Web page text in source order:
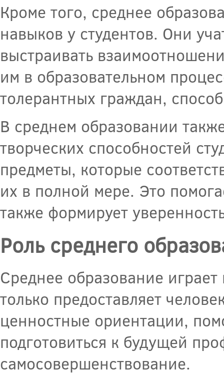
Кроме того, среднее
навыков у студентов. Они
выстраивать
им в образовательном
толерантных граждан,
В среднем образовании
творческих способностей
предметы, которые
их в полной мере. Это
также формирует
Роль среднего
Среднее образование
только предоставляет
ценностные ориентации,
подготовиться к будущей
самосовершенствование.